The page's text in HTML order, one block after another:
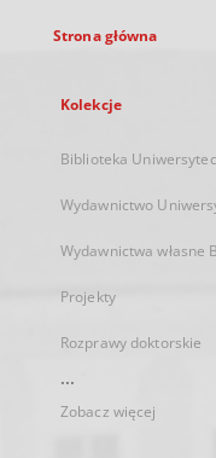
Strona główna
Kolekcje
Biblioteka
Wydawnictwo
Wydawnictwa własne
Projekty
Rozprawy doktorskie
...
Zobacz więcej